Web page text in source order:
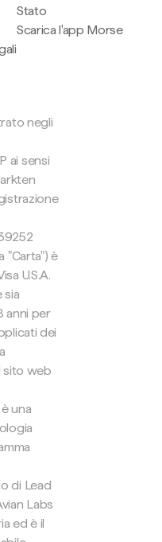
Stato
Scarica l'app Morse
negli
ai sensi
"Carta") è
U.S.A.
sia
anni per
dei
sito web
una
di Lead
Labs
ed è il